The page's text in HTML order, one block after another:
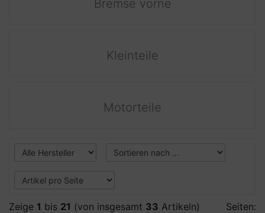
Bremse vorne
Kleinteile
Motorteile
Zeige 1 bis 21 (von insgesamt 33 Artikeln)
Seiten: